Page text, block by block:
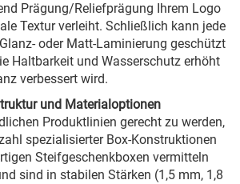
Prägung/Reliefprägung Ihrem Logo
Textur verleiht. Schließlich kann jede
oder Matt-Laminierung geschützt
Haltbarkeit und Wasserschutz erhöht
verbessert wird.
und Materialoptionen
Produktlinien gerecht zu werden,
spezialisierter Box-Konstruktionen
Steifgeschenkboxen vermitteln
sind in stabilen Stärken (1,5 mm, 1,8